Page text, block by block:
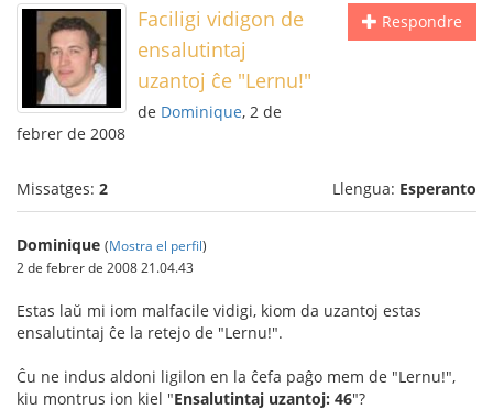
Respondre
Faciligi vidigon de
ensalutintaj
uzantoj ĉe "Lernu!"
de Dominique, 2 de
febrer de 2008
Missatges: 2 Llengua: Esperanto
Dominique (Mostra el perfil)
2 de febrer de 2008 21.04.43
Estas laŭ mi iom malfacile vidigi, kiom da uzantoj estas
ensalutintaj ĉe la retejo de "Lernu!".
Ĉu ne indus aldoni ligilon en la ĉefa paĝo mem de "Lernu!",
kiu montrus ion kiel "Ensalutintaj uzantoj: 46"?